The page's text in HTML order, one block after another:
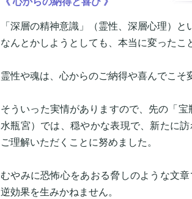
「深層の精神意識」（霊性、深層心理）と
なんとかしようとしても、本当に変ったこ
霊性や魂は、心からのご納得や喜んでこそ
そういった実情がありますので、先の「
水瓶宮）では、穏やかな表現で、新たに
ご理解いただくことに努めました。
むやみに恐怖心をあおる脅しのような文
逆効果を生みかねません。